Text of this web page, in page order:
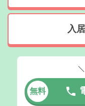
入
無料